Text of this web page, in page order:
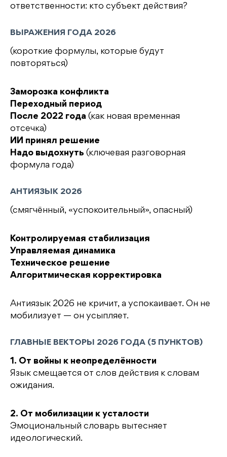
ответственности: кто субъект действия?
ВЫРАЖЕНИЯ ГОДА 2026
(короткие формулы, которые будут
повторяться)
Заморозка конфликта
Переходный период
После 2022 года (как новая временная
отсечка)
ИИ принял решение
Надо выдохнуть (ключевая разговорная
формула года)
АНТИЯЗЫК 2026
(смягчённый, «успокоительный», опасный)
Контролируемая стабилизация
Управляемая динамика
Техническое решение
Алгоритмическая корректировка
Антиязык 2026 не кричит, а успокаивает. Он не
мобилизует — он усыпляет.
ГЛАВНЫЕ ВЕКТОРЫ 2026 ГОДА (5 ПУНКТОВ)
1. От войны к неопределённости
Язык смещается от слов действия к словам
ожидания.
2. От мобилизации к усталости
Эмоциональный словарь вытесняет
идеологический.